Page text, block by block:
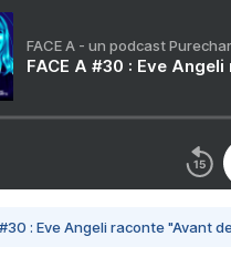
FACE A - un podcast
FACE A #30 : Eve
#30 : Eve Angeli raconte "Avant